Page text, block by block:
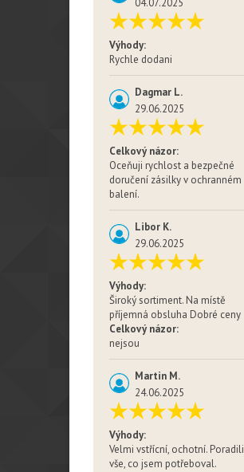
04.07.2025
Výhody:
Rychle dodani
Dagmar L.
29.06.2025
Celkový názor:
Oceňuji rychlost a bezpečné
doručení zásilky v ochranném
balení.
Libor K.
29.06.2025
Výhody:
Široký sortiment. Na místě
příjemná obsluha Dobré ceny
Celkový názor:
nejsou
Martin M.
24.06.2025
Výhody:
Velmi vstřícní, ochotní. Poradili
vše, co jsem potřeboval.